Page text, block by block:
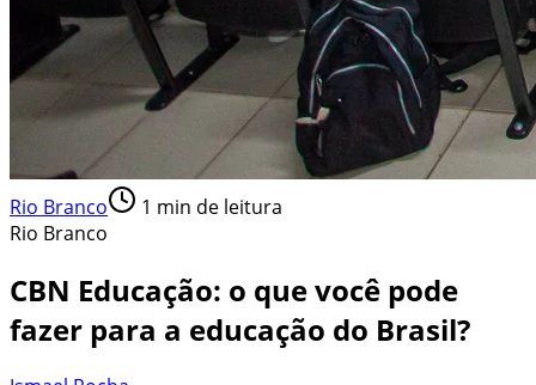
Rio Branco 1 min de leitura
Rio Branco
CBN Educação: o que você pode
fazer para a educação do Brasil?